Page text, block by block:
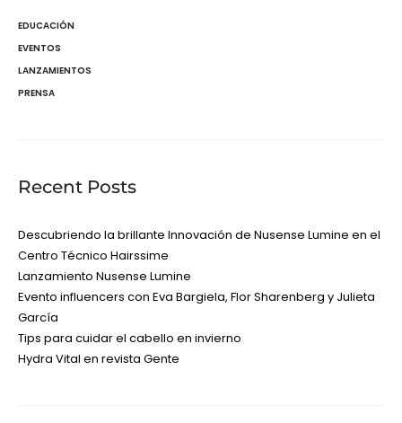
EDUCACIÓN
EVENTOS
LANZAMIENTOS
PRENSA
Recent Posts
Descubriendo la brillante Innovación de Nusense Lumine en el
Centro Técnico Hairssime
Lanzamiento Nusense Lumine
Evento influencers con Eva Bargiela, Flor Sharenberg y Julieta
García
Tips para cuidar el cabello en invierno
Hydra Vital en revista Gente